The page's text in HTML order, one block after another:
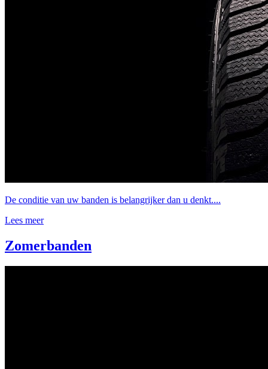
De conditie van uw banden is belangrijker dan u denkt....
Lees meer
Zomerbanden